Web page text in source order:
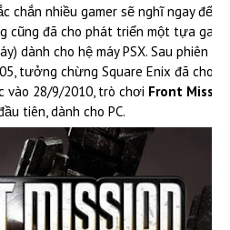
chắn nhiều gamer sẽ nghĩ ngay
cũng đã cho phát triển một tựa
dành cho hệ máy PSX. Sau phiên
tưởng chừng Square Enix đã cho
vào 28/9/2010, trò chơi Front
tiên, dành cho PC.